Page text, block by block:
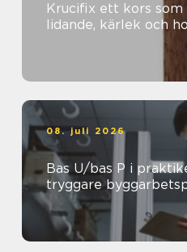
Krucifix ett kors som berättar om
lidande, kärlek och
08. juli 2026
Bas U/bas P i
tryggare